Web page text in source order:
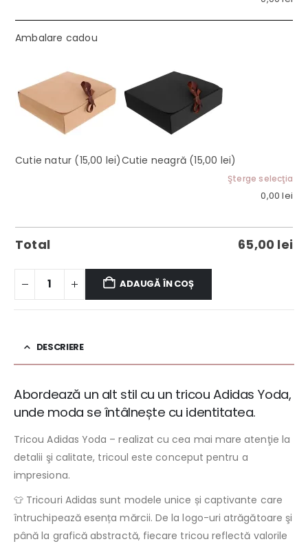
Ambalare cadou
Cutie natur (15,00 lei)Cutie neagră (15,00 lei)
Şterge selecţia
0,00lei
Total 65,00 lei
ADAUGĂ ÎN COȘ
DESCRIERE
Abordează un alt stil cu un tricou Adidas Yoda,
unde moda se întâlnește cu identitatea.
Tricou Adidas Yoda – realizat cu cea mai mare atenţie la
detalii şi calitate, tricoul este conceput pentru a
impresiona.
👕 Tricouri Adidas sunt modele unice și captivante care
întruchipează esența mărcii. De la logo-uri atrăgătoare şi
până la grafică abstractă, fiecare tricou reflectă valorile